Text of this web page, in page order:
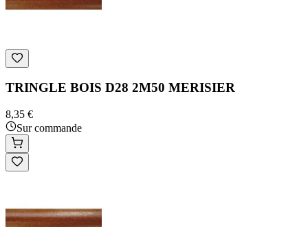
TRINGLE BOIS D28 2M50 MERISIER
8,35 €
Sur commande